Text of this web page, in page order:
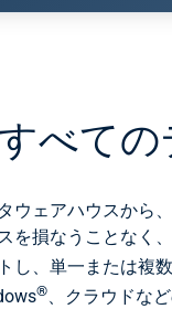
べて
ウェアハウスから
を損なうことなく
し、単一または複
®、クラウドな